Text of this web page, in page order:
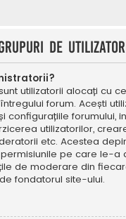
de
utilizatorii alocați cu
forum. Acești
configurațiile forumului,
utilizatorilor,
etc. Acestea
pe care le-a
de moderare din
fondatorul site-ului.